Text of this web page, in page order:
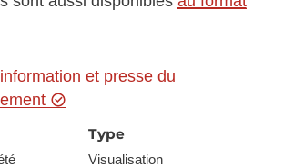
et presse du
Type
Visualisation